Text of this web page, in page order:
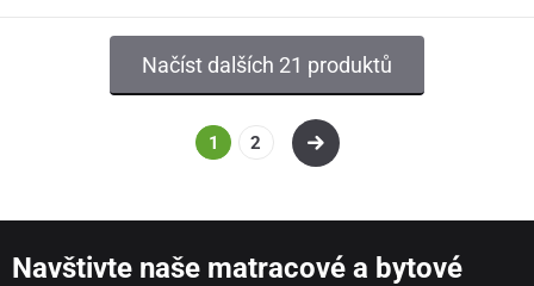
Načíst dalších 21 produktů
1 2
Navštivte naše matracové a bytové